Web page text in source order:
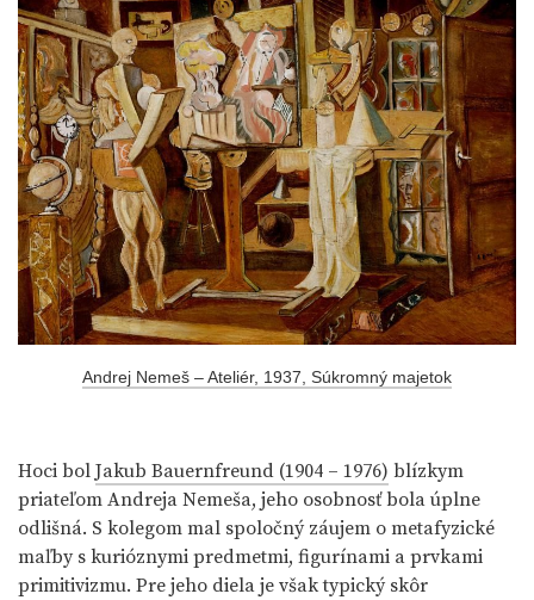
Andrej Nemeš – Ateliér, 1937, Súkromný majetok
Hoci bol Jakub Bauernfreund (1904 – 1976) blízkym
priateľom Andreja Nemeša, jeho osobnosť bola úplne
odlišná. S kolegom mal spoločný záujem o metafyzické
maľby s kurióznymi predmetmi, figurínami a prvkami
primitivizmu. Pre jeho diela je však typický skôr